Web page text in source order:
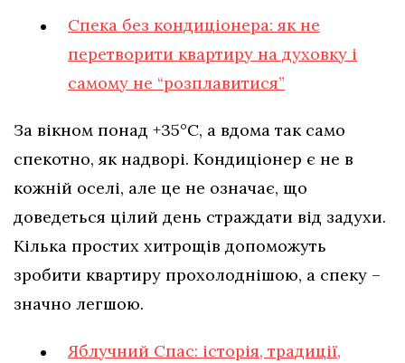
Спека без кондиціонера: як не
перетворити квартиру на духовку і
самому не “розплавитися”
За вікном понад +35°C, а вдома так само
спекотно, як надворі. Кондиціонер є не в
кожній оселі, але це не означає, що
доведеться цілий день страждати від задухи.
Кілька простих хитрощів допоможуть
зробити квартиру прохолоднішою, а спеку –
значно легшою.
Яблучний Спас: історія, традиції,